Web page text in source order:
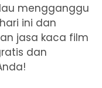
mengganggu
ini dan
jasa kaca film
dan